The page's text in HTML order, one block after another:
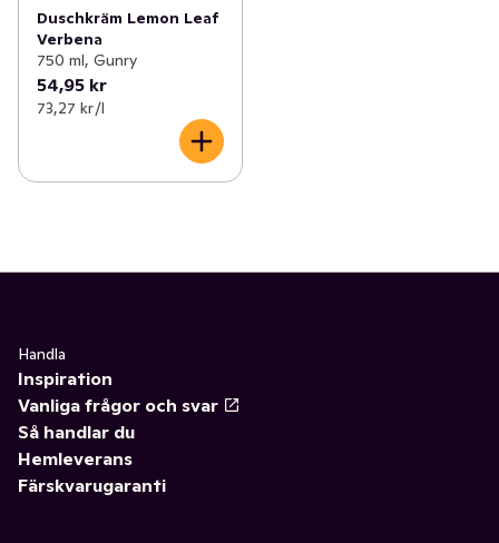
Duschkräm Lemon Leaf
Verbena
750 ml, Gunry
54,95 kr
73,27 kr /l
Handla
Inspiration
Vanliga frågor och svar
Så handlar du
Hemleverans
Färskvarugaranti